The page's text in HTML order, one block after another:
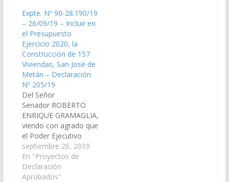
para el año 2015…
Expte. Nº 90-28.190/19
– 26/09/19 – Incluir en
el Presupuesto
Ejercicio 2020, la
Construcción de 157
Viviendas, San José de
Metán – Declaración
Nº 205/19
Del Señor
Senador ROBERTO
ENRIQUE GRAMAGLIA,
viendo con agrado que
el Poder Ejecutivo
Provincial a través del
Instituto Provincial de
la Vivienda, incluya en
el Plan de Trabajos
septiembre 26, 2019
En "Proyectos de
Declaración
Aprobados"